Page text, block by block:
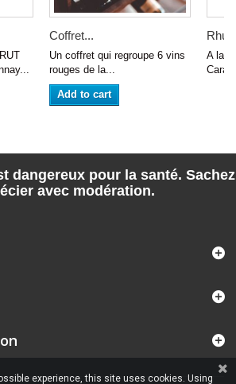
Coffret...
Un coffret qui regroupe 6 vins
rouges de la...
Add to cart
A la
dangereux pour la santé. Sachez
avec modération.
experience, this site uses cookies. Using